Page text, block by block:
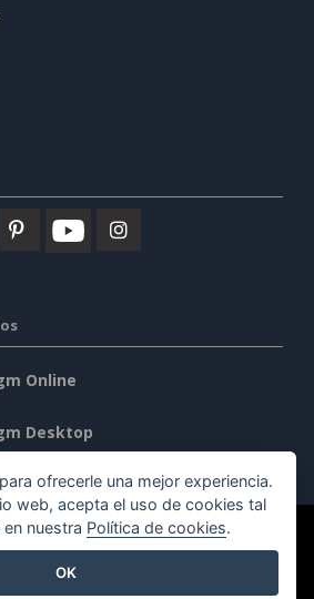
Online
Desktop
Todos los derechos reservados.
ofrecerle una mejor experiencia.
web, acepta el uso de cookies tal
nuestra Política de cookies.
OK